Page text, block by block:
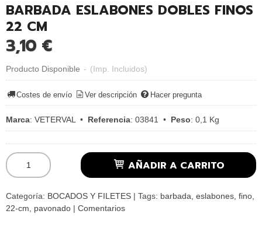
BARBADA ESLABONES DOBLES FINOS
22 CM
3,10 €
Producto Disponible - (Imp. Incluidos)
Costes de envío Ver descripción Hacer pregunta
Marca: VETERVAL • Referencia: 03841 • Peso: 0,1 Kg
AÑADIR A CARRITO
Categoría: BOCADOS Y FILETES | Tags: barbada eslabones fino
22-cm
pavonado | Comentarios